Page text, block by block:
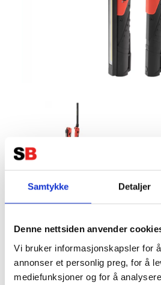
Samtykke Detaljer
Denne nettsiden anvender
Vi bruker informasjonskapsler for
annonser et personlig preg, for å
mediefunksjoner og for å
RIMAC Compact Flex
RIMAC Compact Flex Light